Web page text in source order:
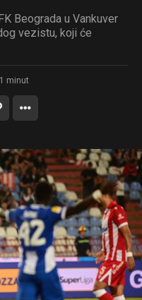
Beograda u Vankuver
vezistu, koji će
1 minut